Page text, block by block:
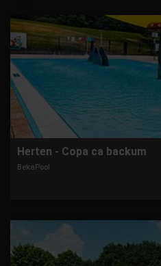
Herten - Copa ca backum
BekaPool